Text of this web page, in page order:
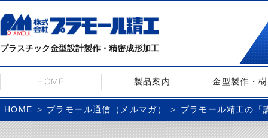
プラスチック金型設計製作・精密成形加工
HOME 製品案内 金型製作・
HOME プラモール通信（メルマガ） プラモール精工の